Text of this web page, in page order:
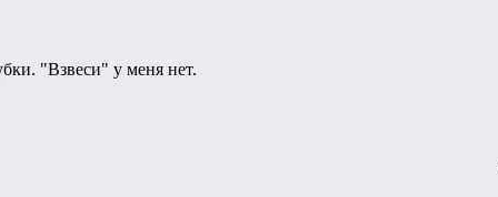
"Взвеси" у меня нет.